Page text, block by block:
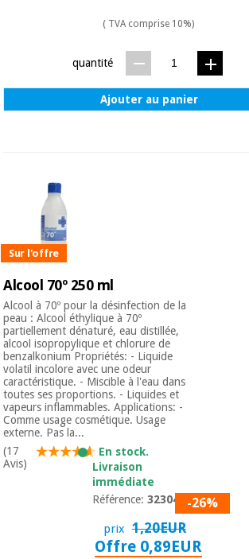
( TVA comprise 10%)
quantité
Ajouter au panier
Sur l'offre
Alcool 70º 250 ml
Alcool à 70º pour la désinfection de la
peau : Alcool éthylique à 70º
partiellement dénaturé, eau distillée,
alcool isopropylique et chlorure de
benzalkonium Propriétés: - Liquide
volatil incolore avec une odeur
caractéristique. - Miscible à l'eau dans
toutes ses proportions. - Liquides et
vapeurs inflammables. Applications: -
Comme usage cosmétique. Usage
externe. Pas la...
(17
Avis)
En stock.
Livraison
immédiate
Référence:3230401-26%
prix 1,20EUR
Offre 0,89EUR